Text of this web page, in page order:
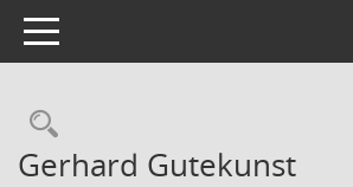
Toggle navigation
Rechercheauswahl
Gerhard Gutekunst